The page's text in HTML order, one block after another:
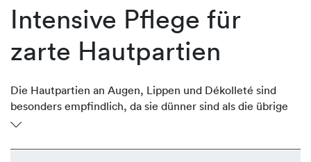
Intensive Pflege für
zarte Hautpartien
Die Hautpartien an Augen, Lippen und Dékolleté sind
besonders empfindlich, da sie dünner sind als die übrige
Gesichtshaut. Oftmals sind sie aber stark der Sonne
entwickeln frühzeitig Fältchen und Falten. Die